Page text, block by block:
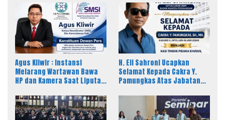
Agus Kliwir : Instansi
Melarang Wartawan Bawa
HP dan Kamera Saat Liputan
Pers
H. Eli Sahroni Ucapkan
Selamat Kepada Cakra Y.
Pamungkas Atas Jabatan
Timor Tengah Utara